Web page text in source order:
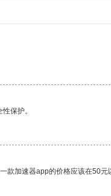
保护。
款加速器app的价格应该在50元